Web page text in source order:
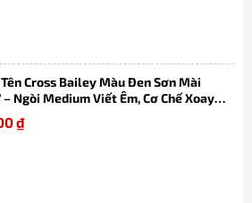
Cross Bailey Màu Đen Sơn Mài
– Ngòi Medium Viết Êm, Cơ Chế Xoay
Refill Dễ Dàng Kèm Hộp
₫